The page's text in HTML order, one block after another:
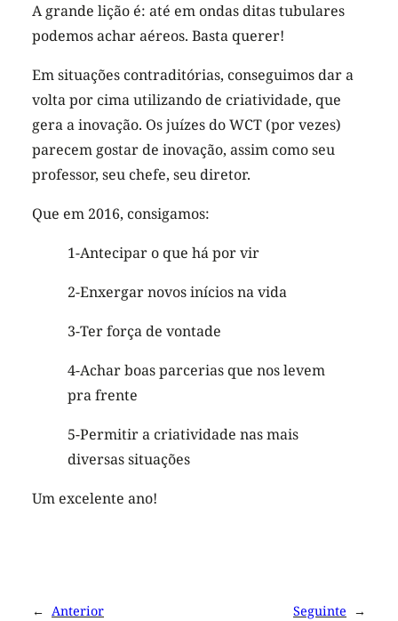
A grande lição é: até em ondas ditas tubulares
podemos achar aéreos. Basta querer!
Em situações contraditórias, conseguimos dar a
volta por cima utilizando de criatividade, que
gera a inovação. Os juízes do WCT (por vezes)
parecem gostar de inovação, assim como seu
professor, seu chefe, seu diretor.
Que em 2016, consigamos:
1-Antecipar o que há por vir
2-Enxergar novos inícios na vida
3-Ter força de vontade
4-Achar boas parcerias que nos levem
pra frente
5-Permitir a criatividade nas mais
diversas situações
Um excelente ano!
← Anterior Seguinte →